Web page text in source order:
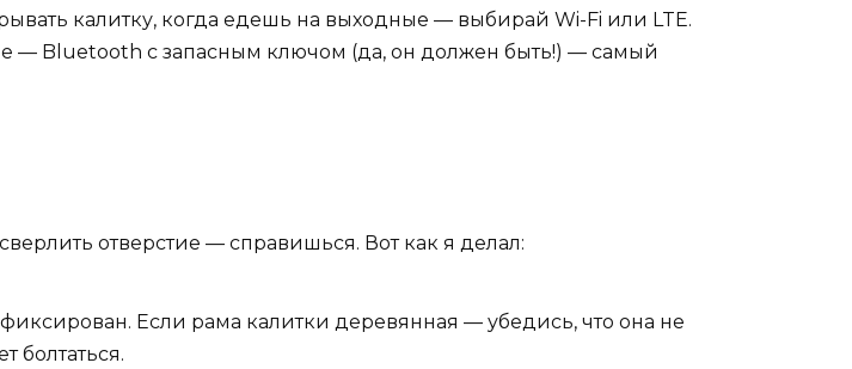
калитку, когда едешь на выходные — выбирай Wi-Fi или LTE.
— Bluetooth с запасным ключом (да, он должен быть!) — самый
отверстие — справишься. Вот как я делал:
Если рама калитки деревянная — убедись, что она не
болтаться.